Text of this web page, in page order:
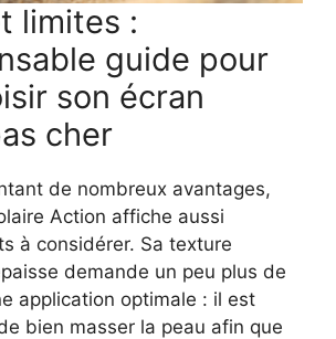
limites :
guide pour
son écran
cher
de nombreux avantages,
Action affiche aussi
à considérer. Sa texture
demande un peu plus de
application optimale : il est
bien masser la peau afin que